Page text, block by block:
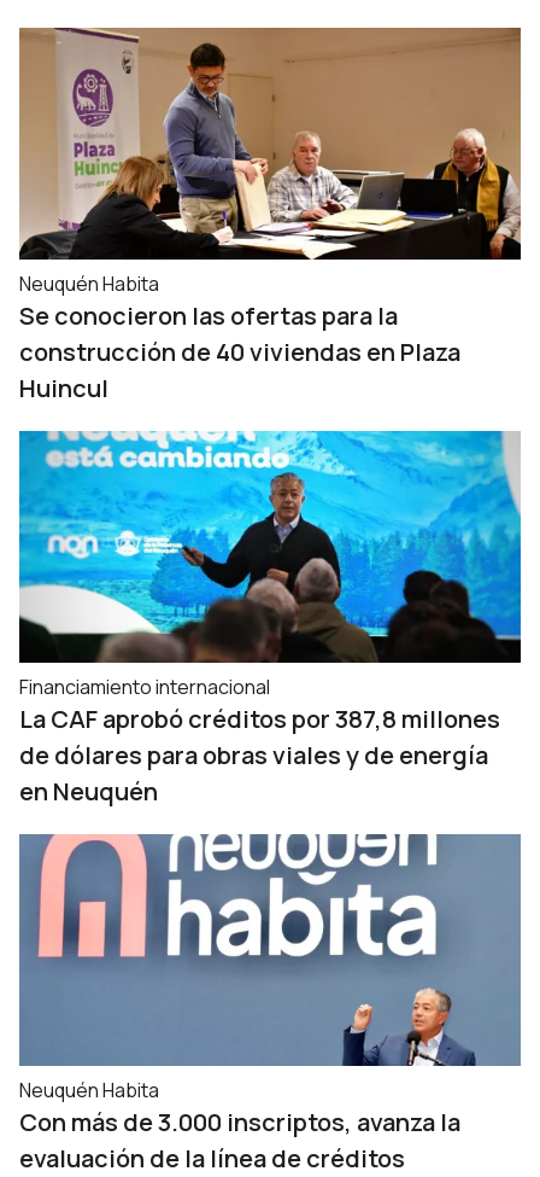
Neuquén Habita
Se conocieron las ofertas para la
construcción de 40 viviendas en Plaza
Huincul
Financiamiento internacional
La CAF aprobó créditos por 387,8 millones
de dólares para obras viales y de energía
en Neuquén
Neuquén Habita
Con más de 3.000 inscriptos, avanza la
evaluación de la línea de créditos